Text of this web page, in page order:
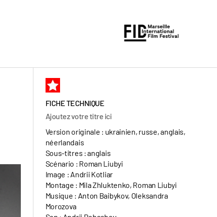
FICHE TECHNIQUE
Ajoutez votre titre ici
Version originale : ukrainien, russe, anglais,
néerlandais
Sous-titres : anglais
Scénario : Roman Liubyi
Image : Andrii Kotliar
Montage : Mila Zhluktenko, Roman Liubyi
Musique : Anton Baibykov, Oleksandra
Morozova